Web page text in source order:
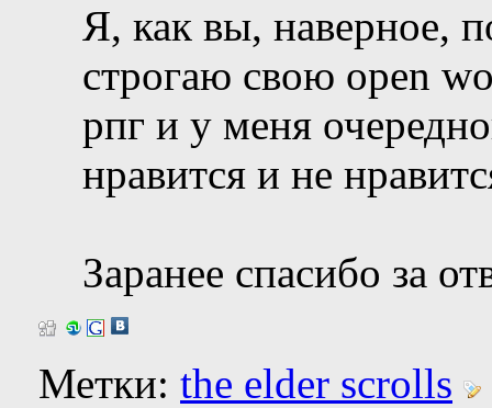
Я, как вы, наверное,
строгаю свою open
рпг и у меня
нравится и не
Заранее спасибо за
Метки: the elder scrolls